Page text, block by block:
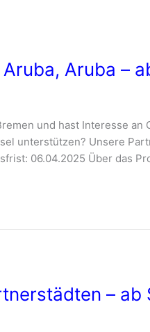
Aruba –
und hast Interesse an
unterstützen? Unsere
06.04.2025 Über das
– ab